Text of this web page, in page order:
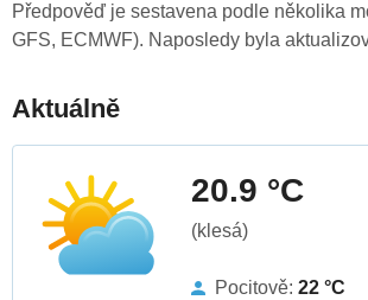
Předpověď je sestavena podle několika
GFS, ECMWF). Naposledy byla
Aktuálně
20.9 °C
(klesá)
Pocitově: 22 °C